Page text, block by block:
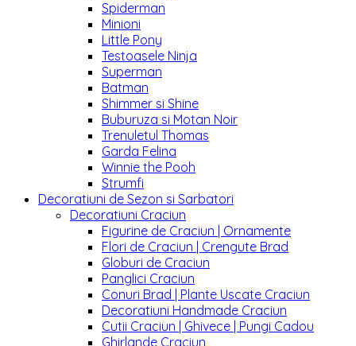
Spiderman
Minioni
Little Pony
Testoasele Ninja
Superman
Batman
Shimmer si Shine
Buburuza si Motan Noir
Trenuletul Thomas
Garda Felina
Winnie the Pooh
Strumfi
Decoratiuni de Sezon si Sarbatori
Decoratiuni Craciun
Figurine de Craciun | Ornamente
Flori de Craciun | Crengute Brad
Globuri de Craciun
Panglici Craciun
Conuri Brad | Plante Uscate Craciun
Decoratiuni Handmade Craciun
Cutii Craciun | Ghivece | Pungi Cadou
Ghirlande Craciun